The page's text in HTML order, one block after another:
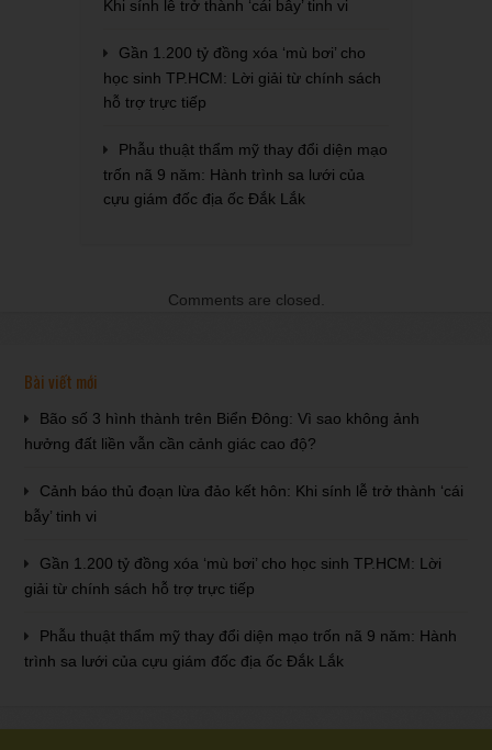
Khi sính lễ trở thành ‘cái bẫy’ tinh vi
Gần 1.200 tỷ đồng xóa ‘mù bơi’ cho
học sinh TP.HCM: Lời giải từ chính sách
hỗ trợ trực tiếp
Phẫu thuật thẩm mỹ thay đổi diện mạo
trốn nã 9 năm: Hành trình sa lưới của
cựu giám đốc địa ốc Đắk Lắk
Comments are closed.
Bài viết mới
Bão số 3 hình thành trên Biển Đông: Vì sao không ảnh
hưởng đất liền vẫn cần cảnh giác cao độ?
Cảnh báo thủ đoạn lừa đảo kết hôn: Khi sính lễ trở thành ‘cái
bẫy’ tinh vi
Gần 1.200 tỷ đồng xóa ‘mù bơi’ cho học sinh TP.HCM: Lời
giải từ chính sách hỗ trợ trực tiếp
Phẫu thuật thẩm mỹ thay đổi diện mạo trốn nã 9 năm: Hành
trình sa lưới của cựu giám đốc địa ốc Đắk Lắk